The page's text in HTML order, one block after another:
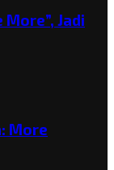
Jadi
More